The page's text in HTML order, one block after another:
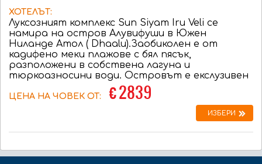
ХОТЕЛЪТ:
Луксозният комплекс Sun Siyam Iru Veli се
намира на остров Алувифуши в Южен
Ниланде Атол ( Dhaalu).Заобиколен е от
кадифено меки плажове с бял пясък,
разположени в собствена лагуна и
тюркоазносини води. Островът е екслузивен
ЦЕНА НА ЧОВЕК ОТ: € 2839
ИЗБЕРИ